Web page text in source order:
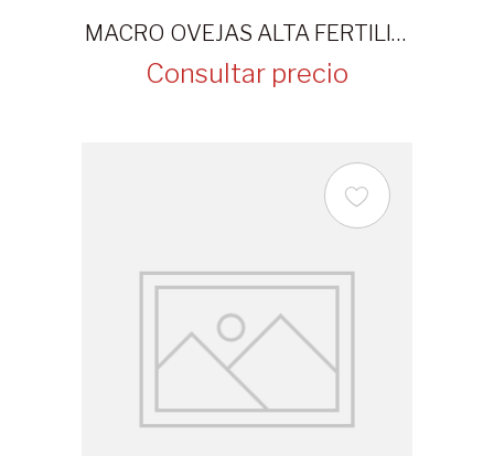
MACRO OVEJAS ALTA FERTILIDAD 30KG
Consultar precio